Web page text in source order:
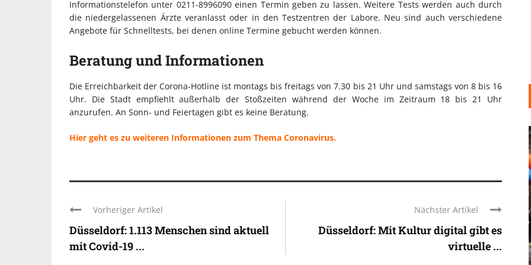
Informationstelefon unter 0211-8996090 einen Termin geben zu lassen. Weitere Tests werden auch durch
die niedergelassenen Ärzte veranlasst oder in den Testzentren der Labore. Neu sind auch verschiedene
Angebote für Schnelltests, bei denen online Termine gebucht werden können.
Beratung und Informationen
Die Erreichbarkeit der Corona-Hotline ist montags bis freitags von 7.30 bis 21 Uhr und samstags von 8 bis 16
Uhr. Die Stadt empfiehlt außerhalb der Stoßzeiten während der Woche im Zeitraum 18 bis 21 Uhr
anzurufen. An Sonn- und Feiertagen gibt es keine Beratung.
Hier geht es zu weiteren Informationen zum Thema Coronavirus.
Vorheriger Artikel
Düsseldorf: 1.113 Menschen sind aktuell
mit Covid-19 ...
Nächster Artikel
Düsseldorf: Mit Kultur digital gibt es
virtuelle ...
INDUSTRIELLER CHIC: WIE
KUNSTSTOFFFENSTER DEN
LOFT-STIL IN IHREM